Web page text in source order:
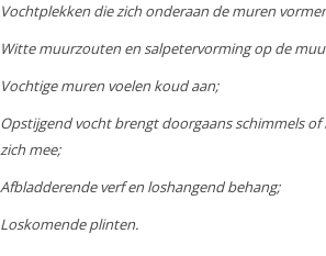
Vochtplekken die zich onderaan de muren
Witte muurzouten en salpetervorming op de
Vochtige muren voelen koud aan;
Opstijgend vocht brengt doorgaans schimmels
zich mee;
Afbladderende verf en loshangend behang;
Loskomende plinten.